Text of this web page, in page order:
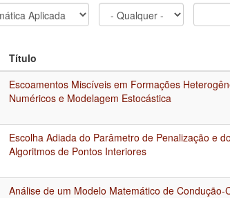
Título
Escoamentos Miscíveis em Formações
Numéricos e Modelagem Estocástica
Escolha Adiada do Parâmetro de Penalização e
Algoritmos de Pontos Interiores
Análise de um Modelo Matemático de Condução-